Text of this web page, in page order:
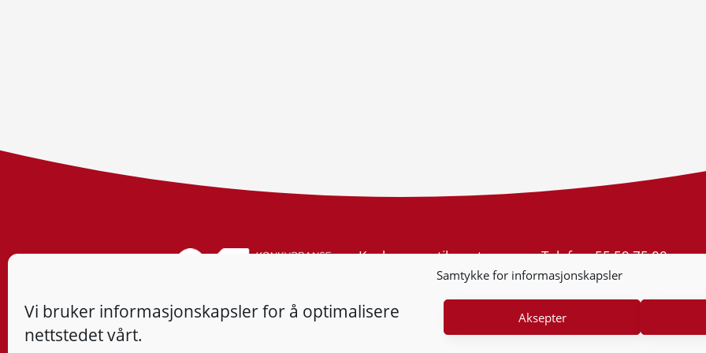
Samtykke for informasjonskapsler
Vi bruker informasjonskapsler for å optimalisere
nettstedet vårt.
Aksepter
Konkurransetilsynet
Postboks 439 Sentrum
Org.nr: 974 761 246
Telefon:55 59 75 00
E-post:post@kt.no
Nyhetsvarsel >>